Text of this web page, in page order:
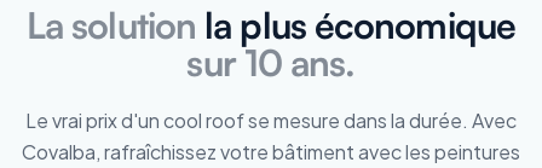
La solution la plus économique
sur 10 ans.
Le vrai prix d'un cool roof se mesure dans la durée. Avec
Covalba, rafraîchissez votre bâtiment avec les peintures